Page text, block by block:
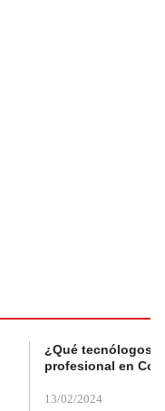
¿Qué tecnólogos
profesional en
13/02/2024